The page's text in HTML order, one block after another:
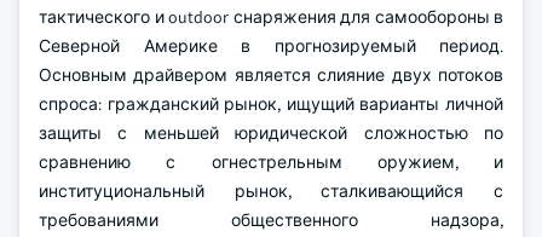
тактического и outdoor снаряжения для самообороны в
Северной Америке в прогнозируемый период.
Основным драйвером является слияние двух потоков
спроса: гражданский рынок, ищущий варианты личной
защиты с меньшей юридической сложностью по
сравнению с огнестрельным оружием, и
институциональный рынок, сталкивающийся с
требованиями общественного надзора,